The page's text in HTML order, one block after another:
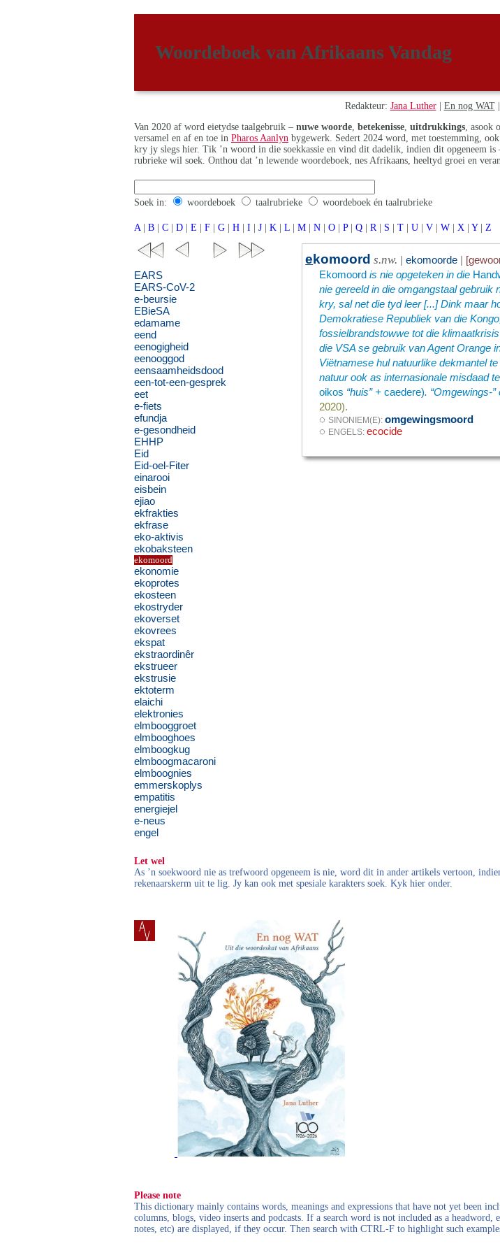
Woordeboek van Afrikaans Vandag
Redakteur: Jana Luther| En nog WAT|
Van 2020 af word eietydse taalgebruik – nuwe woorde betekenisse uitdrukkings ,
versamel en af en toe in Pharos Aanlyn bygewerk. Sedert 2024 word, met toestemming, ook
kry jy slegs hier. Tik ’n woord in die soekkassie en vind dit dadelik, indien dit opgeneem
rubrieke wil soek. Onthou dat ’n lewende woordeboek, nes Afrikaans, heeltyd groei en
Soek in: woordeboek taalrubrieke woordeboek én taalrubrieke
A | B | C | D | E | F | G | H | I | J | K | L | M | N | O | P | Q | R | S | T | U | V | W | X | Y | Z
ekomoord s.nw. |ekomoorde |
Ekomoord is nie opgeteken in die
nie gereeld in die omgangstaal gebruik
kry, sal net die tyd leer [...] Dink maar
Demokratiese Republiek van die
fossielbrandstowwe tot die
die VSA se gebruik van Agent Orange
Viëtnamese hul natuurlike dekmantel
natuur ook as internasionale misdaad
oikos­ “huis” +caedere). “Omgewings-”
2020).
◌SINONIEM(E):omgewingsmoord
◌ ENGELS:ecocide
EARS
EARS-CoV-2
e-beursie
EBieSA
edamame
eend
eenogigheid
eenooggod
eensaamheidsdood
een-tot-een-gesprek
eet
e-fiets
efundja
e-gesondheid
EHHP
Eid
Eid-oel-Fiter
einarooi
eisbein
ejiao
ekfrakties
ekfrase
eko-aktivis
ekobaksteen
ekomoord
ekonomie
ekoprotes
ekosteen
ekostryder
ekoverset
ekovrees
ekspat
ekstraordinêr
ekstrueer
ekstrusie
ektoterm
elaichi
elektronies
elmbooggroet
elmbooghoes
elmboogkug
elmboogmacaroni
elmboognies
emmerskoplys
empatitis
energiejel
e-neus
engel
Let wel
As ’n soekwoord nie as trefwoord opgeneem is nie, word dit in ander artikels vertoon,
rekenaarskerm uit te lig. Jy kan ook met spesiale karakters soek. Kyk hier onder.
Please note
This dictionary mainly contains words, meanings and expressions that have not yet been
columns, blogs, video inserts and podcasts. If a search word is not included as a
notes, etc) are displayed, if they occur. Then search with CTRL-F to highlight such